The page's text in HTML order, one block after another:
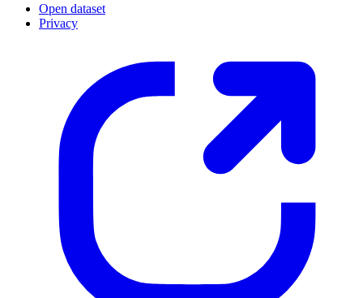
Open dataset
Privacy